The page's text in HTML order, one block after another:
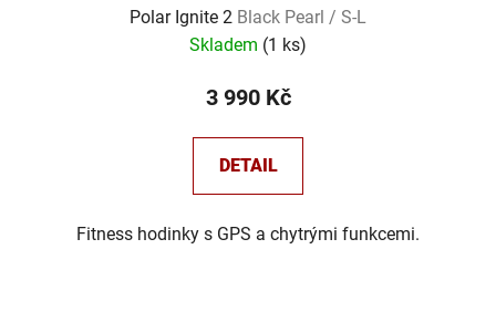
Polar Ignite 2 Black Pearl / S-L
Skladem (1 ks)
3 990 Kč
DETAIL
Fitness hodinky s GPS a chytrými funkcemi.